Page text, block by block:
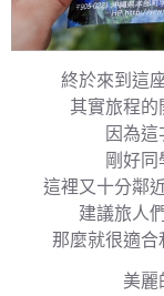
終於來到這
其實旅程的
因為
剛好
這裡又十分鄰
建議旅人
那麼就很適合
美麗